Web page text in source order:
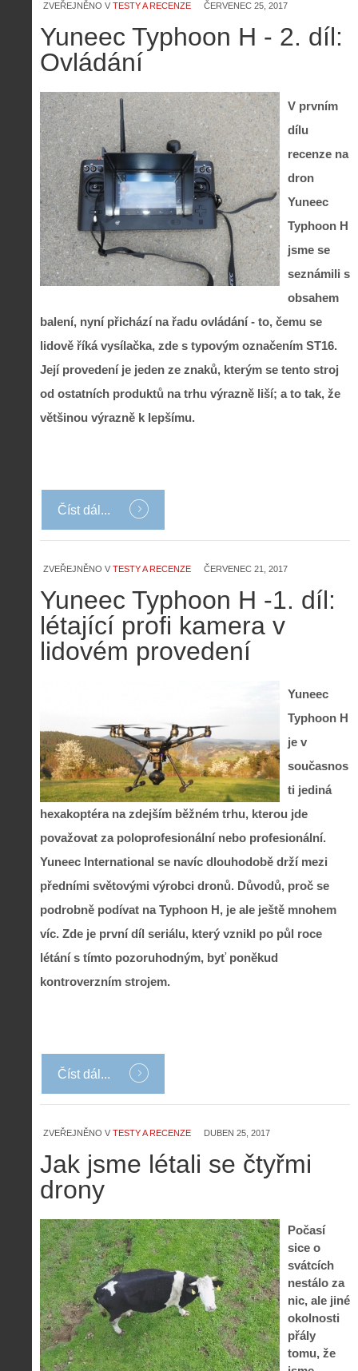
ZVEŘEJNĚNO V TESTY A RECENZE ČERVENEC 25, 2017
Yuneec Typhoon H - 2. díl:
Ovládání
V prvním
dílu
recenze na
dron
Yuneec
Typhoon H
jsme se
seznámili s
obsahem
balení, nyní přichází na řadu ovládání - to, čemu se
lidově říká vysílačka, zde s typovým označením ST16.
Její provedení je jeden ze znaků, kterým se tento stroj
od ostatních produktů na trhu výrazně liší; a to tak, že
většinou výrazně k lepšímu.
Číst dál...
ZVEŘEJNĚNO V TESTY A RECENZE ČERVENEC 21, 2017
Yuneec Typhoon H -1. díl:
létající profi kamera v
lidovém provedení
Yuneec
Typhoon H
je v
současnos
ti jediná
hexakoptéra na zdejším běžném trhu, kterou jde
považovat za poloprofesionální nebo profesionální.
Yuneec International se navíc dlouhodobě drží mezi
předními světovými výrobci dronů. Důvodů, proč se
podrobně podívat na Typhoon H, je ale ještě mnohem
víc. Zde je první díl seriálu, který vznikl po půl roce
létání s tímto pozoruhodným, byť poněkud
kontroverzním strojem.
Číst dál...
ZVEŘEJNĚNO V TESTY A RECENZE DUBEN 25, 2017
Jak jsme létali se čtyřmi
drony
Počasí
sice o
svátcích
nestálo za
nic, ale jiné
okolnosti
přály
tomu, že